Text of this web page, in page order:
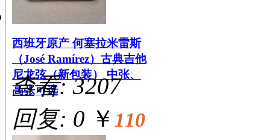
西班牙原产 何塞拉米雷斯
（José Ramírez）古典吉他
尼龙弦（新包装） 中张、
高张可选
查看: 3207
回复: 0 ￥ 110